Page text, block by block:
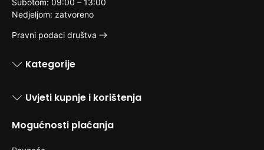
Subotom: 09:00 – 13:00
Nedjeljom: zatvoreno
Pravni podaci društva
Kategorije
Uvjeti kupnje i korištenja
Mogućnosti plaćanja